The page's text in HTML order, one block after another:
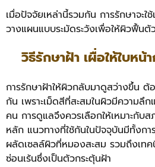
เมื่อปัจจัยเหล่านี้รวมกัน การรักษาจะใ
วางแผนแบบระมัดระวังเพื่อให้ผิวฟื้นตั
วิธีรักษาฝ้า เผื่อให้ใบหน้
การรักษาฝ้าให้ผิวกลับมาดูสว่างขึ้น ต้
กัน เพราะเม็ดสีที่สะสมในผิวมีความลึก
คน การดูแลจึงควรเลือกให้เหมาะกับ
หลัก แนวทางที่ใช้กันในปัจจุบันมีทั้งกา
ผลัดเซลล์ผิวที่หมองสะสม รวมถึงเท
ซ่อนเร้นซึ่งเป็นตัวกระตุ้นฝ้า